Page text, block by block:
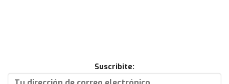
Suscribite: